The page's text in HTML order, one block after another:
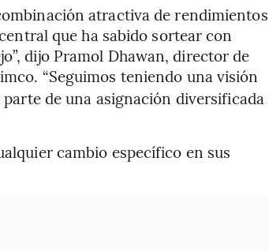
atractiva de rendimientos
que ha sabido sortear con
dijo Pramol Dhawan, director de
“Seguimos teniendo una visión
de una asignación diversificada
cambio específico en sus